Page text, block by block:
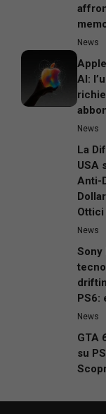
News
AI:
News
La
USA
Anti-
News
Sony
PS6:
News
GTA
su